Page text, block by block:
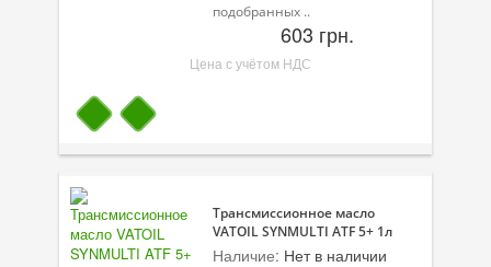
Сервисные продукты
Оборудование
Клеи и герметики
Профи-серия
Смазки
подобранных ..
603 грн.
Цена с учётом НДС
Трансмиссионное масло
VATOIL SYNMULTI ATF 5+ 1л
Наличие: Нет в наличии